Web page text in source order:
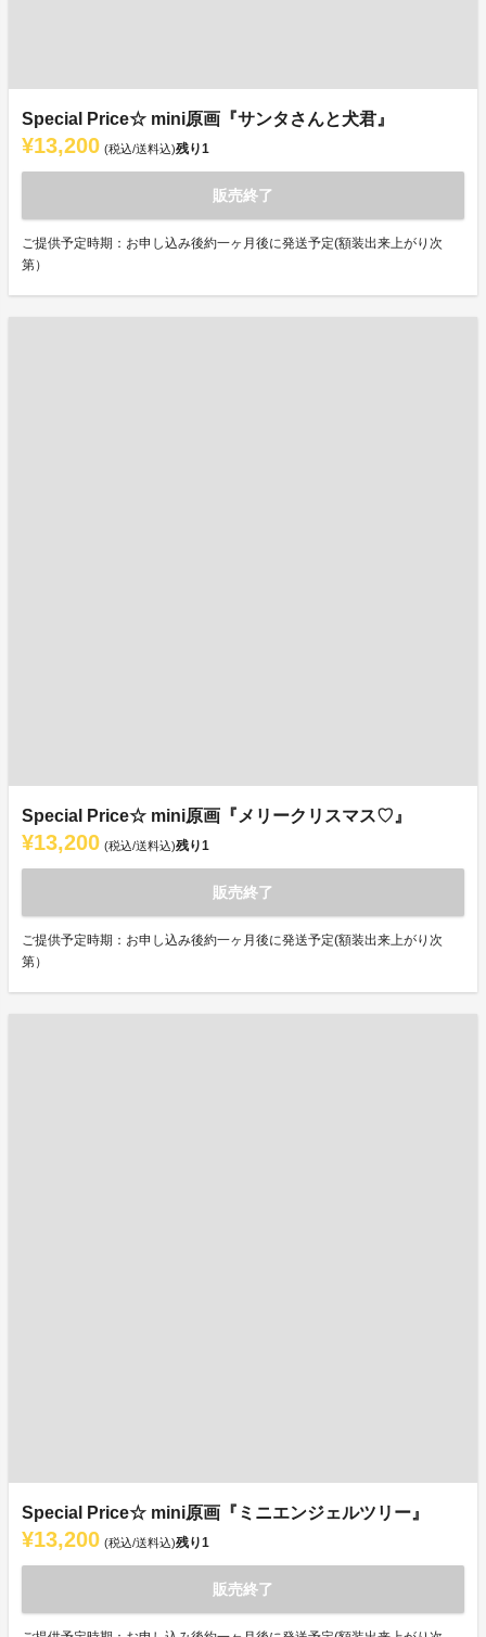
Special Price☆ mini原画『サンタさんと犬君』
¥13,200 (税込/送料込)残り1
販売終了
ご提供予定時期：お申し込み後約一ヶ月後に発送予定(額装出来上がり次
第）
Special Price☆ mini原画『メリークリスマス♡』
¥13,200 (税込/送料込)残り1
販売終了
ご提供予定時期：お申し込み後約一ヶ月後に発送予定(額装出来上がり次
第）
Special Price☆ mini原画『ミニエンジェルツリー』
¥13,200 (税込/送料込)残り1
販売終了